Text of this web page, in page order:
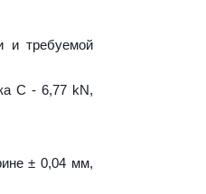
и требуемой
C - 6,77 kN,
± 0,04 мм,